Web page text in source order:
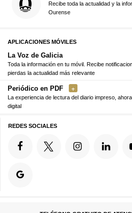
Recibe toda la actualidad y la
Ourense
APLICACIONES MÓVILES
La Voz de Galicia
Toda la información en tu móvil. Recibe
pierdas la actualidad más relevante
Periódico en PDF
La experiencia de lectura del diario impreso,
digital
REDES SOCIALES